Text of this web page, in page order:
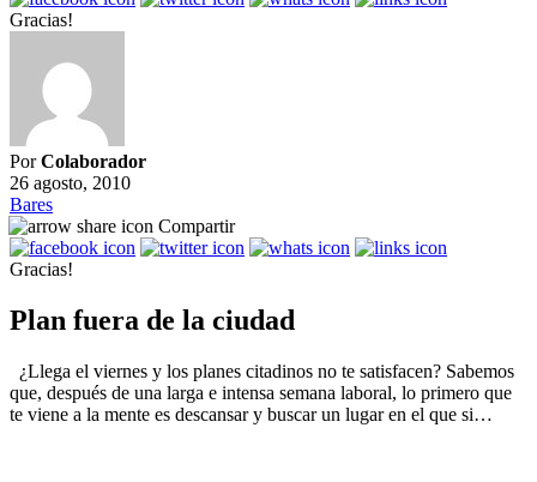
Gracias!
PorColaborador
26 agosto, 2010
Bares
Compartir
Gracias!
Plan fuera de la ciudad
¿Llega el viernes y los planes citadinos no te satisfacen? Sabemos
que, después de una larga e intensa semana laboral, lo primero que
te viene a la mente es descansar y buscar un lugar en el que si…